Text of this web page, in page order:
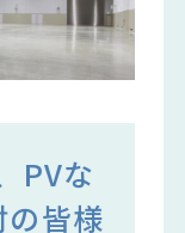
PVな
の皆様